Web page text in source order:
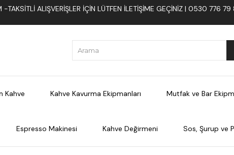
TAKSITLI ALIŞVERIŞLER İÇIN LÜTFEN ILETIŞIME GEÇINIZ | 0530 776
Kahve Kahve Kavurma Ekipmanları Mutfak ve Bar
Espresso Makinesi Kahve Değirmeni Sos, Şurup ve